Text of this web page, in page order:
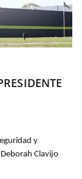
y
Clavijo